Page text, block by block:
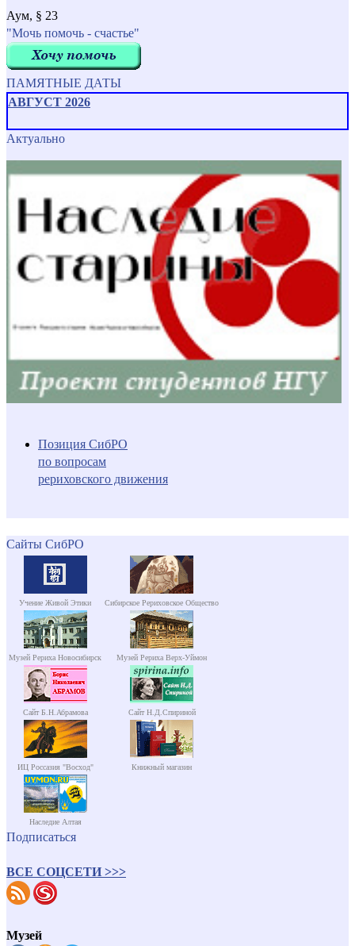
Аум, § 23
"Мочь помочь - счастье"
ПАМЯТНЫЕ ДАТЫ
АВГУСТ 2026
Актуально
Позиция СибРО
по вопросам
рериховского движения
Сайты СибРО
Учение Живой Этики Сибирское Рериховское Общество
Музей Рериха Новосибирск Музей Рериха Верх-Уймон
Сайт Б.Н.Абрамова Сайт Н.Д.Спириной
ИЦ Россазия "Восход" Книжный магазин
Наследие Алтая
Подписаться
ВСЕ СОЦСЕТИ >>>
Музей